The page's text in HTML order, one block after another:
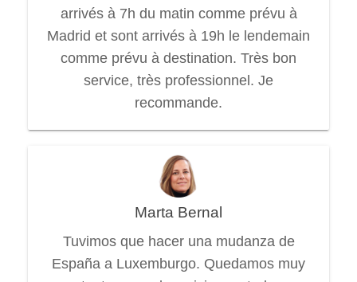
arrivés à 7h du matin comme prévu à
Madrid et sont arrivés à 19h le lendemain
comme prévu à destination. Très bon
service, très professionnel. Je
recommande.
Marta Bernal
Tuvimos que hacer una mudanza de
España a Luxemburgo. Quedamos muy